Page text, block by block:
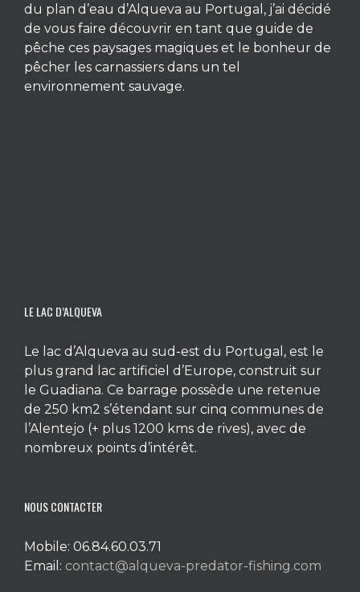
du plan d’eau d’Alqueva au Portugal, j’ai décidé
de vous faire découvrir en tant que guide de
pêche ces paysages magiques et le bonheur de
pêcher les carnassiers dans un tel
environnement sauvage.
LE LAC D’ALQUEVA
Le lac d’Alqueva au sud-est du Portugal, est le
plus grand lac artificiel d’Europe, construit sur
le Guadiana. Ce barrage possède une retenue
de 250 km2 s’étendant sur cinq communes de
l’Alentejo (+ plus 1200 kms de rives), avec de
nombreux points d’intérêt.
NOUS CONTACTER
Mobile: 06.84.60.03.71
Email: contact@alqueva-predator-fishing.com